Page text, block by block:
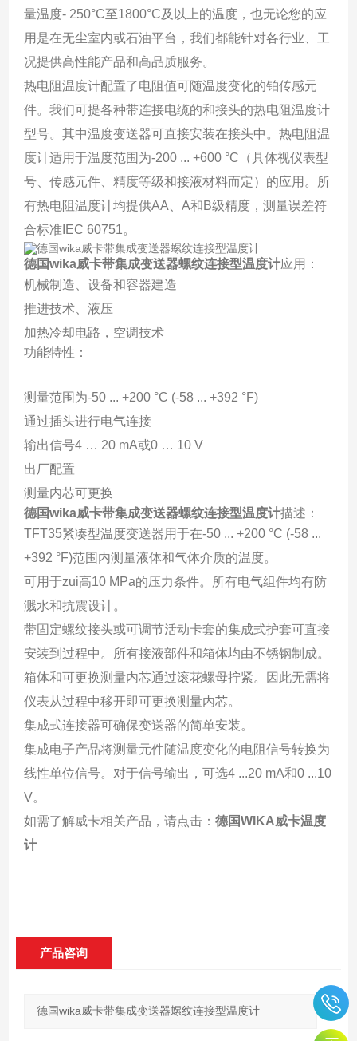
量温度- 250°C至1800°C及以上的温度，也无论您的应
用是在无尘室内或石油平台，我们都能针对各行业、工
况提供高性能产品和高品质服务。
热电阻温度计配置了电阻值可随温度变化的铂传感元
件。我们可提各种带连接电缆的和接头的热电阻温度计
型号。其中温度变送器可直接安装在接头中。热电阻温
度计适用于温度范围为-200 ... +600 °C（具体视仪表型
号、传感元件、精度等级和接液材料而定）的应用。所
有热电阻温度计均提供AA、A和B级精度，测量误差符
合标准IEC 60751。
德国wika威卡带集成变送器螺纹连接型温度计应用：
机械制造、设备和容器建造
推进技术、液压
加热冷却电路，空调技术
功能特性：
测量范围为-50 ... +200 °C (-58 ... +392 °F)
通过插头进行电气连接
输出信号4 … 20 mA或0 … 10 V
出厂配置
测量内芯可更换
德国wika威卡带集成变送器螺纹连接型温度计描述：
TFT35紧凑型温度变送器用于在-50 ... +200 °C (-58 ...
+392 °F)范围内测量液体和气体介质的温度。
可用于zui高10 MPa的压力条件。所有电气组件均有防
溅水和抗震设计。
带固定螺纹接头或可调节活动卡套的集成式护套可直接
安装到过程中。所有接液部件和箱体均由不锈钢制成。
箱体和可更换测量内芯通过滚花螺母拧紧。因此无需将
仪表从过程中移开即可更换测量内芯。
集成式连接器可确保变送器的简单安装。
集成电子产品将测量元件随温度变化的电阻信号转换为
线性单位信号。对于信号输出，可选4 ...20 mA和0 ...10
V。
如需了解威卡相关产品，请点击： 德国WIKA威卡温度
计
产品咨询